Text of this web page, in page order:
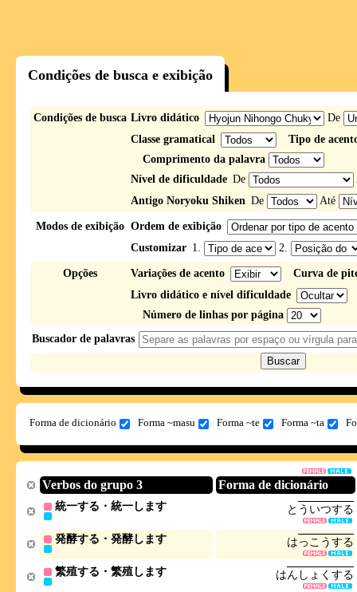
Condições de busca e exibição
Condições de busca Livro didático
De
Classe gramatical
Tipo de
Comprimento da palavra
Nível de dificuldade De
Antigo Noryoku Shiken De Até
Modos de exibição Ordem de exibição
Customizar 1. 2.
Opções Variações de acento
Curva de
Livro didático e nível dificuldade
Número de linhas por página
Buscador de palavras
Forma de dicionário Forma ~masu Forma ~te Forma ~ta
Verbos do grupo 3 Forma de dicionário
統一する・統一します と う いつする
発酵する・発酵します はっ こ うする
繁殖する・繁殖します はん し ょ く する